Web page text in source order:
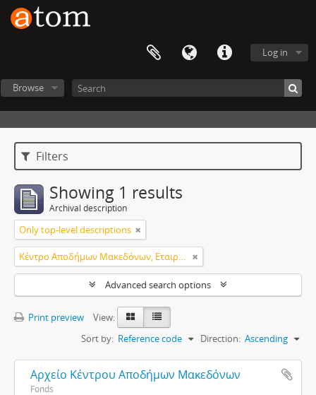
Log in
Browse
Filters
Showing 1 results
Archival description
Only top-level descriptions
Κέντρο Αποδήμων Μακεδόνων, Εταιρεία Μακεδονικών Σπουδών.
Advanced search options
Print preview
View:
Sort by: Reference code Direction: Ascending
Αρχείο Κέντρου Αποδήμων Μακεδόνων
Fonds